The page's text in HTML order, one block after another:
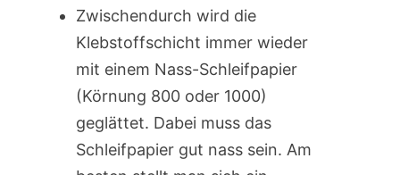
Zwischendurch wird die
Klebstoffschicht immer wieder
mit einem Nass-Schleifpapier
(Körnung 800 oder 1000)
geglättet. Dabei muss das
Schleifpapier gut nass sein. Am